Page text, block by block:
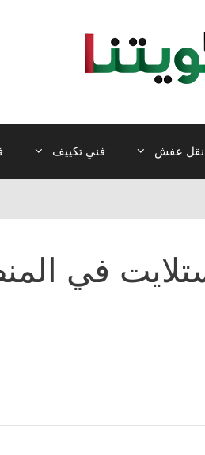
نقل عفش فني تكييف
في